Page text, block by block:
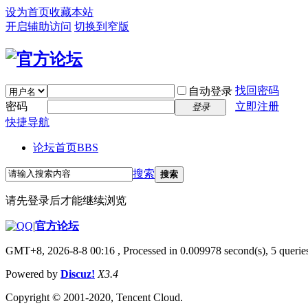
设为首页收藏本站
开启辅助访问 切换到窄版
自动登录 找回密码
密码
登录
立即注册
快捷导航
论坛首页BBS
搜索 搜索
请先登录后才能继续浏览
|官方论坛
GMT+8, 2026-8-8 00:16 , Processed in 0.009978 second(s), 5
Powered by Discuz! X3.4
Copyright © 2001-2020, Tencent Cloud.